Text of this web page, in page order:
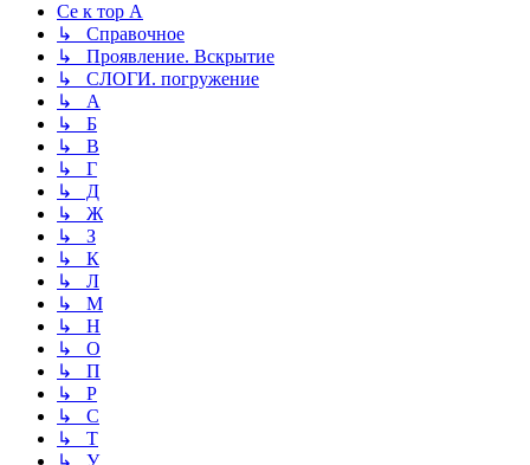
Се к тор А
↳ Справочное
↳ Проявление. Вскрытие
↳ СЛОГИ. погружение
↳ А
↳ Б
↳ В
↳ Г
↳ Д
↳ Ж
↳ З
↳ К
↳ Л
↳ М
↳ Н
↳ О
↳ П
↳ Р
↳ С
↳ Т